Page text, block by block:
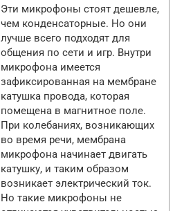
Эти микрофоны стоят дешевле,
чем конденсаторные. Но они
лучше всего подходят для
общения по сети и игр. Внутри
микрофона имеется
зафиксированная на мембране
катушка провода, которая
помещена в магнитное поле.
При колебаниях, возникающих
во время речи, мембрана
микрофона начинает двигать
катушку, и таким образом
возникает электрический ток.
Но такие микрофоны не